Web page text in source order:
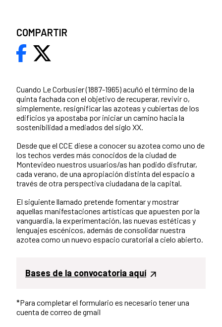
Cuando Le Corbusier (1887-1965) acuñó el término de la
quinta fachada con el objetivo de recuperar, revivir o,
simplemente, resignificar las azoteas y cubiertas de los
edificios ya apostaba por iniciar un camino hacia la
sostenibilidad a mediados del siglo XX.
Desde que el CCE diese a conocer su azotea como uno de
los techos verdes más conocidos de la ciudad de
Montevideo nuestros usuarios/as han podido disfrutar,
cada verano, de una apropiación distinta del espacio a
través de otra perspectiva ciudadana de la capital.
El siguiente llamado pretende fomentar y mostrar
aquellas manifestaciones artísticas que apuesten por la
vanguardia, la experimentación, las nuevas estéticas y
lenguajes escénicos, además de consolidar nuestra
azotea como un nuevo espacio curatorial a cielo abierto.
Bases de la convocatoria aquí
*Para completar el formulario es necesario tener una
cuenta de correo de gmail
COMPARTIR